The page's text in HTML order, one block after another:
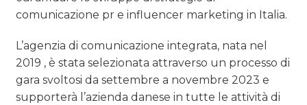
CASE HISTORY
OPINIONI
comunicazione pr e influencer marketing in Italia.
L’agenzia di comunicazione integrata, nata nel
2019 , è stata selezionata attraverso un processo di
gara svoltosi da settembre a novembre 2023 e
supporterà l’azienda danese in tutte le attività di